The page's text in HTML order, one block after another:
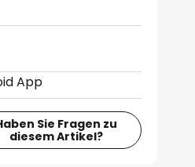
App
Sie Fragen zu
diesem Artikel?